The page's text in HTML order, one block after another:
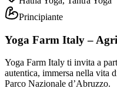
Principiante
Yoga Farm Italy –
Yoga Farm Italy ti invita a
autentica, immersa nella vita
Parco Nazionale d’Abruzzo.